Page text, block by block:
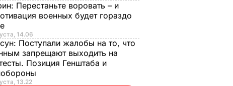
Перестаньте воровать – и
военных будет гораздо
14.06
Поступали жалобы на то, что
запрещают выходить на
Позиция Генштаба и
13.22